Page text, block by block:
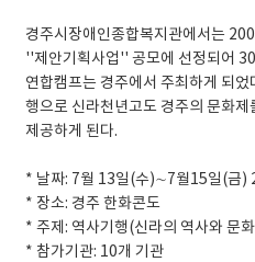
경주시장애인종합복지관에서는
''제안기획사업'' 공모에 선정되어
연합캠프는 경주에서 주최하게 되었
행으로 신라천년고도 경주의 문화
제공하게 된다.
* 날짜: 7월 13일(수)∼7월15일(금)
* 장소: 경주 한화콘도
* 주제: 역사기행(신라의 역사와 문
* 참가기관: 10개 기관